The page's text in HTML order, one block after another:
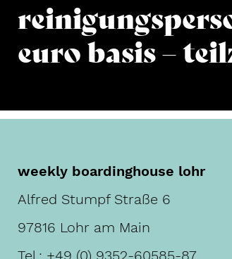
euro basis –
weekly boardinghouse lohr
Alfred Stumpf Straße 6
97816 Lohr am Main
Tel.: +49 (0) 9352-60585-87